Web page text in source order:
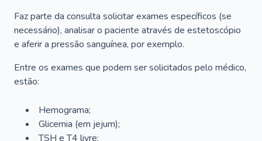
Faz parte da consulta solicitar exames específicos (se
necessário), analisar o paciente através de estetoscópio
e aferir a pressão sanguínea, por exemplo.
Entre os exames que podem ser solicitados pelo médico,
estão:
Hemograma;
Glicemia (em jejum);
TSH e T4 livre;